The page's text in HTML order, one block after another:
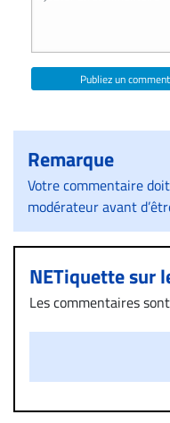
Publiez un
Remarque
Votre commentaire
modérateur avant
NETiquette sur
Les commentaires
diffamatoire. Si
un commentaire
immédiatement